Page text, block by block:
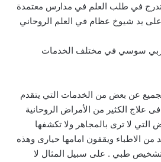
في طلب العلم في مدارس معتمدة
على يد شيوخ عظام في العلم الروحاني
سوسي في مختلف الخدمات
عن بعض من الخدمات التي يتقدم
علاج الكثير من الأمراض الروحانية
التي لا ترى بالمجاهر ولا تكشفها
من الاطباء ويقفون امامها حيارى وهذه
تشخيص طبي . على سبيل المثال لا